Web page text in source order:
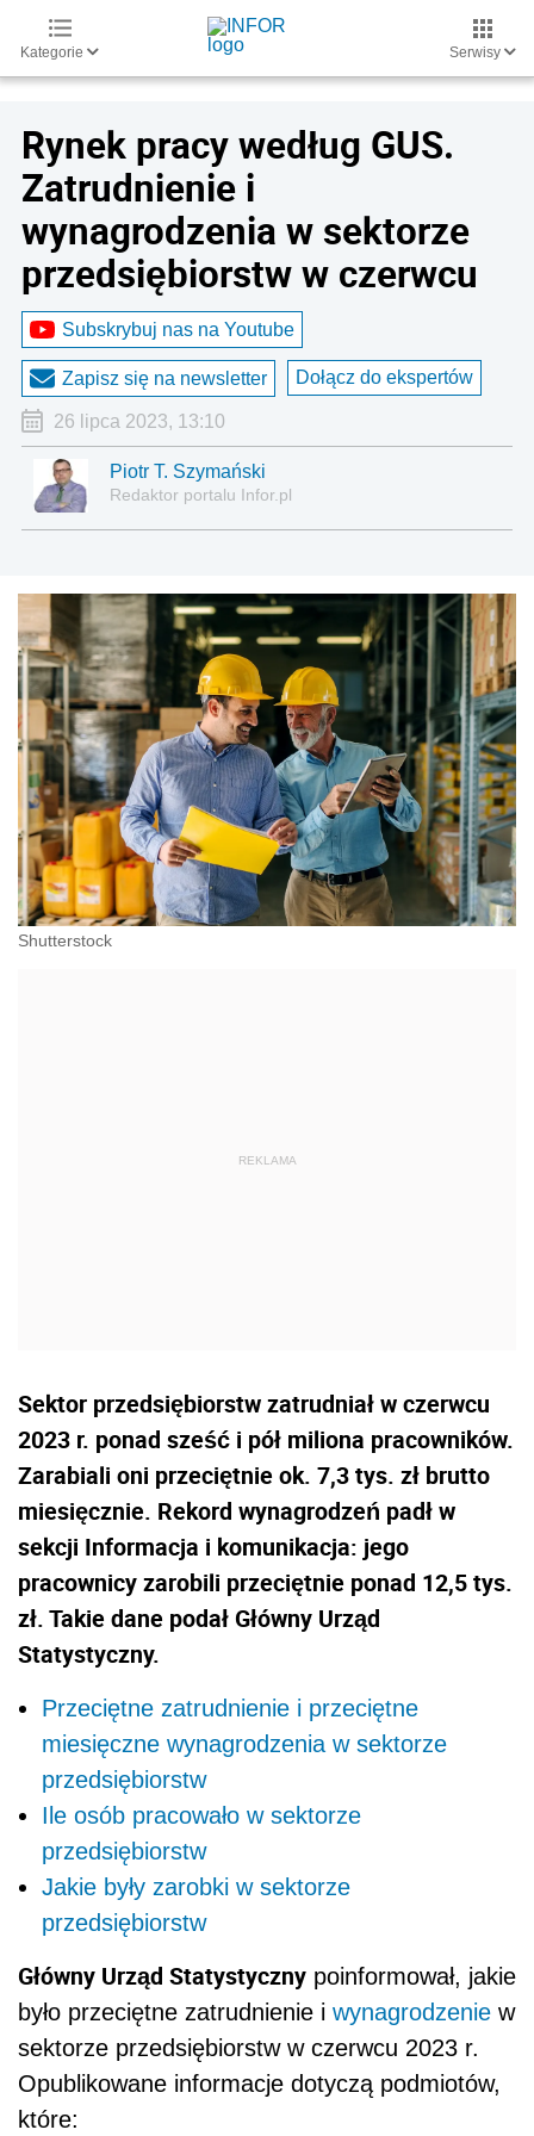
Kategorie Serwisy
Rynek pracy według GUS.
Zatrudnienie i
wynagrodzenia w sektorze
przedsiębiorstw w czerwcu
Subskrybuj nas na Youtube
Zapisz się na newsletter Dołącz do ekspertów
26 lipca 2023, 13:10
Piotr T. Szymański
Redaktor portalu Infor.pl
Shutterstock
Sektor przedsiębiorstw zatrudniał w czerwcu
2023 r. ponad sześć i pół miliona pracowników.
Zarabiali oni przeciętnie ok. 7,3 tys. zł brutto
miesięcznie. Rekord wynagrodzeń padł w
sekcji Informacja i komunikacja: jego
pracownicy zarobili przeciętnie ponad 12,5 tys.
zł. Takie dane podał Główny Urząd
Statystyczny.
Przeciętne zatrudnienie i przeciętne
miesięczne wynagrodzenia w sektorze
przedsiębiorstw
Ile osób pracowało w sektorze
przedsiębiorstw
Jakie były zarobki w sektorze
przedsiębiorstw
Główny Urząd Statystyczny poinformował, jakie
było przeciętne zatrudnienie i wynagrodzenie w
sektorze przedsiębiorstw w czerwcu 2023 r.
Opublikowane informacje dotyczą podmiotów,
które: